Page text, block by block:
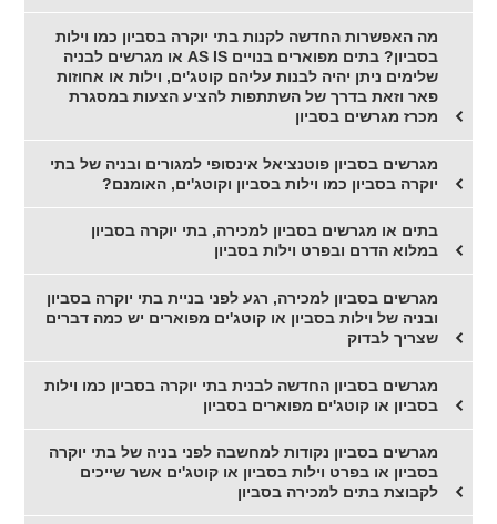
מה האפשרות החדשה לקנות בתי יוקרה בסביון כמו וילות
בסביון? בתים מפוארים בנויים AS IS או מגרשים לבניה
שלימים ניתן יהיה לבנות עליהם קוטג'ים, וילות או אחוזות
פאר וזאת בדרך של השתתפות להציע הצעות במסגרת
מכרז מגרשים בסביון
מגרשים בסביון פוטנציאל אינסופי למגורים ובניה של בתי
יוקרה בסביון כמו וילות בסביון וקוטג'ים, האומנם?
בתים או מגרשים בסביון למכירה, בתי יוקרה בסביון
במלוא הדרם ובפרט וילות בסביון
מגרשים בסביון למכירה, רגע לפני בניית בתי יוקרה בסביון
ובניה של וילות בסביון או קוטג'ים מפוארים יש כמה דברים
שצריך לבדוק
מגרשים בסביון החדשה לבנית בתי יוקרה בסביון כמו וילות
בסביון או קוטג'ים מפוארים בסביון
מגרשים בסביון נקודות למחשבה לפני בניה של בתי יוקרה
בסביון או בפרט וילות בסביון או קוטג'ים אשר שייכים
לקבוצת בתים למכירה בסביון